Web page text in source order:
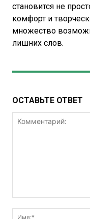
становится не
комфорт и
множество
лишних слов.
ОСТАВЬТЕ ОТВЕТ